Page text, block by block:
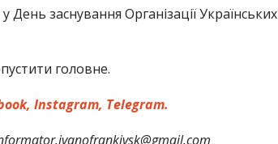
День заснування Організації Українських
головне.
Instagram, Telegram.